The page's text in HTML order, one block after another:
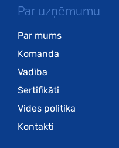
Par uzņēmumu
Par mums
Komanda
Vadība
Sertifikāti
Vides politika
Kontakti